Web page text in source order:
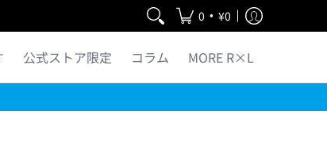
0 • ¥0
公式ストア限定 コラム MORE R×L